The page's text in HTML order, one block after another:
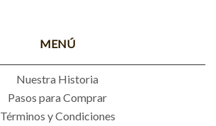
MENÚ
Nuestra Historia
Pasos para Comprar
Términos y Condiciones